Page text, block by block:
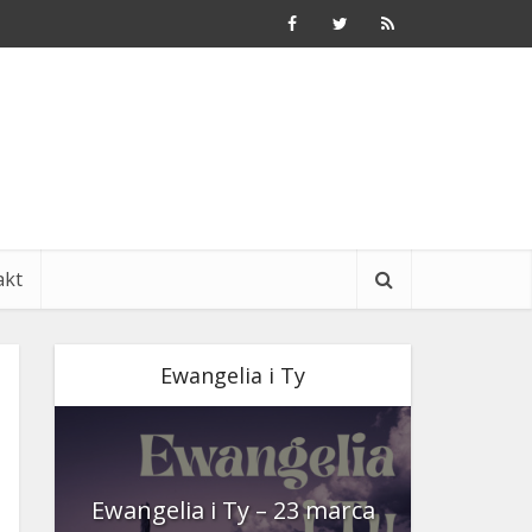
Ewangelia i Ty
Ewangelia i Ty – 23 marca